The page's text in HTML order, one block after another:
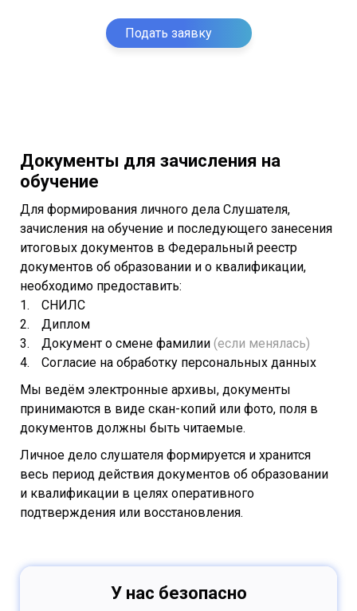
Подать заявку
Документы для зачисления на
обучение
Для формирования личного дела Слушателя,
зачисления на обучение и последующего занесения
итоговых документов в Федеральный реестр
документов об образовании и о квалификации,
необходимо предоставить:
СНИЛС
Диплом
Документ о смене фамилии (если менялась)
Согласие на обработку персональных данных
Мы ведём электронные архивы, документы
принимаются в виде скан-копий или фото, поля в
документов должны быть читаемые.
Личное дело слушателя формируется и хранится
весь период действия документов об образовании
и квалификации в целях оперативного
подтверждения или восстановления.
У нас безопасно